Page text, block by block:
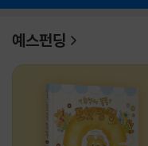
예스펀딩